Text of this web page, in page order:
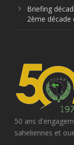
Briefing
2ème décade
50 ans
saheliennes et